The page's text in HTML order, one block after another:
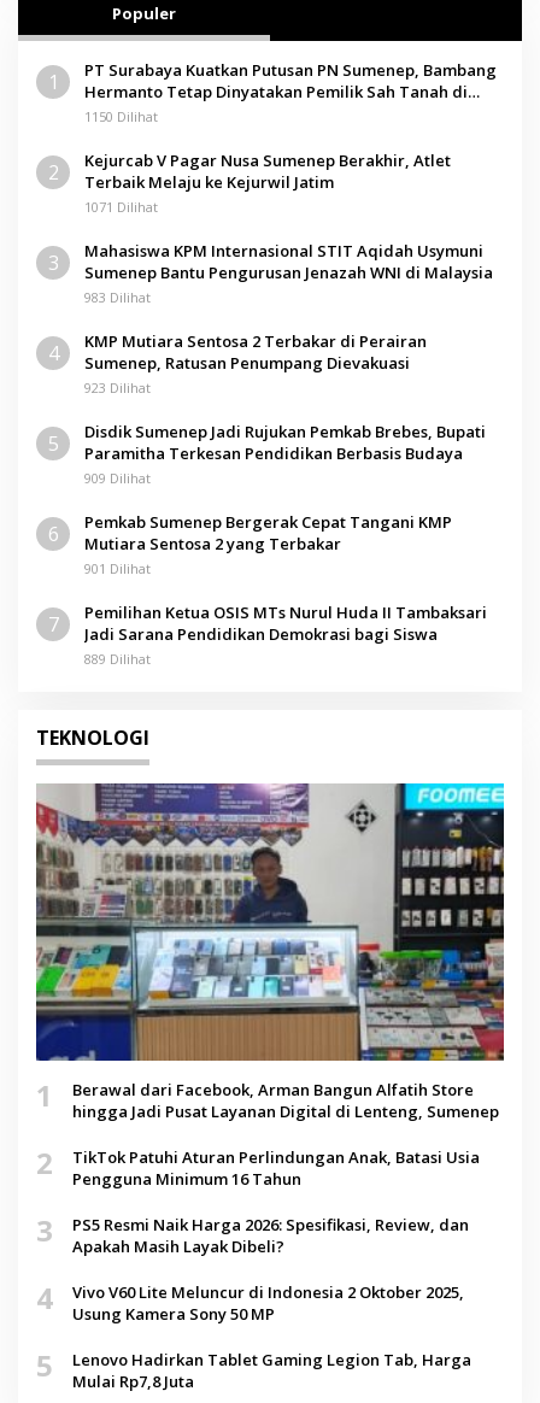
Populer
1
PT Surabaya Kuatkan Putusan PN Sumenep, Bambang
Hermanto Tetap Dinyatakan Pemilik Sah Tanah di
Pamolokan
1150 Dilihat
2
Kejurcab V Pagar Nusa Sumenep Berakhir, Atlet
Terbaik Melaju ke Kejurwil Jatim
1071 Dilihat
3
Mahasiswa KPM Internasional STIT Aqidah Usymuni
Sumenep Bantu Pengurusan Jenazah WNI di Malaysia
983 Dilihat
4
KMP Mutiara Sentosa 2 Terbakar di Perairan
Sumenep, Ratusan Penumpang Dievakuasi
923 Dilihat
5
Disdik Sumenep Jadi Rujukan Pemkab Brebes, Bupati
Paramitha Terkesan Pendidikan Berbasis Budaya
909 Dilihat
6
Pemkab Sumenep Bergerak Cepat Tangani KMP
Mutiara Sentosa 2 yang Terbakar
901 Dilihat
7
Pemilihan Ketua OSIS MTs Nurul Huda II Tambaksari
Jadi Sarana Pendidikan Demokrasi bagi Siswa
889 Dilihat
TEKNOLOGI
1
Berawal dari Facebook, Arman Bangun Alfatih Store
hingga Jadi Pusat Layanan Digital di Lenteng, Sumenep
2
TikTok Patuhi Aturan Perlindungan Anak, Batasi Usia
Pengguna Minimum 16 Tahun
3
PS5 Resmi Naik Harga 2026: Spesifikasi, Review, dan
Apakah Masih Layak Dibeli?
4
Vivo V60 Lite Meluncur di Indonesia 2 Oktober 2025,
Usung Kamera Sony 50 MP
5
Lenovo Hadirkan Tablet Gaming Legion Tab, Harga
Mulai Rp7,8 Juta